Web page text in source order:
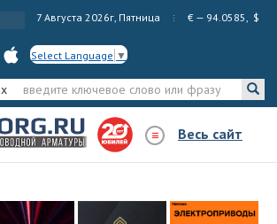
7 Августа 2026г, Пятница € — 94.0585, $
Select Language ▼
Весь сайт